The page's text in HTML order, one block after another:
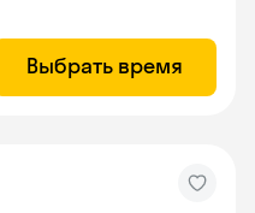
Выбрать время